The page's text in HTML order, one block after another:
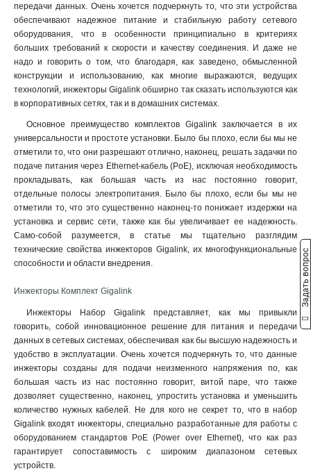
передачи данных. Очень хочется подчеркнуть то, что эти устройства
обеспечивают надежное питание и стабильную работу сетевого
оборудования, что в особенности принципиально в критериях
больших требований к скорости и качеству соединения. И даже не
надо и говорить о том, что благодаря, как заведено, обмысленной
конструкции и использованию, как многие выражаются, ведущих
технологий, инжекторы Gigalink обширно так сказать используются как
в корпоративных сетях, так и в домашних системах.
Основное преимущество комплектов Gigalink заключается в их
универсальности и простоте установки. Было бы плохо, если бы мы не
отметили то, что они разрешают отлично, наконец, решать задачки по
подаче питания через Ethernet-кабель (PoE), исключая необходимость
прокладывать, как большая часть из нас постоянно говорит,
отдельные полосы электропитания. Было бы плохо, если бы мы не
отметили то, что это существенно наконец-то понижает издержки на
установка и сервис сети, также как бы увеличивает ее надежность.
Само-собой разумеется, в статье мы тщательно разглядим
технические свойства инжекторов Gigalink, их многофункциональные
способности и области внедрения.
Инжекторы Комплект Gigalink
Инжекторы Набор Gigalink представляет, как мы привыкли
говорить, собой инновационное решение для питания и передачи
данных в сетевых системах, обеспечивая как бы высшую надежность и
удобство в эксплуатации. Очень хочется подчеркнуть то, что данные
инжекторы созданы для подачи неизменного напряжения по, как
большая часть из нас постоянно говорит, витой паре, что также
дозволяет существенно, наконец, упростить установка и уменьшить
количество нужных кабелей. Не для кого не секрет то, что в набор
Gigalink входят инжекторы, специально разработанные для работы с
оборудованием стандартов PoE (Power over Ethernet), что как раз
гарантирует сопоставимость с широким диапазоном сетевых
устройств.
Задать вопрос